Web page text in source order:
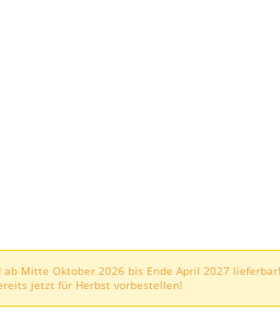
Mitte Oktober 2026 bis Ende April 2027
jetzt für Herbst vorbestellen!